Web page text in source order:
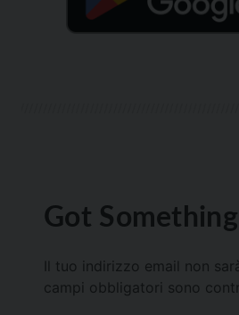
Got Something
Il tuo indirizzo email non
campi obbligatori sono